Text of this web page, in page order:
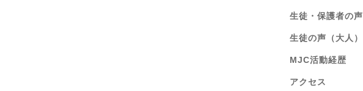
生徒・保護者の声
生徒の声（大人）
MJC活動経歴
アクセス